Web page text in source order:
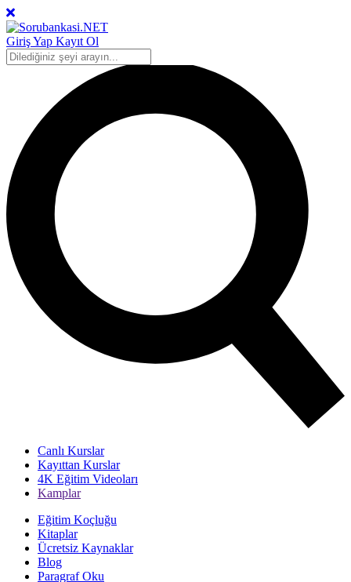
Giriş Yap Kayıt Ol
Canlı Kurslar
Kayıttan Kurslar
4K Eğitim Videoları
Kamplar
Eğitim Koçluğu
Kitaplar
Ücretsiz Kaynaklar
Blog
Paragraf Oku